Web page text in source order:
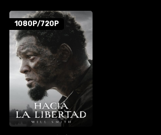
1080P/720P